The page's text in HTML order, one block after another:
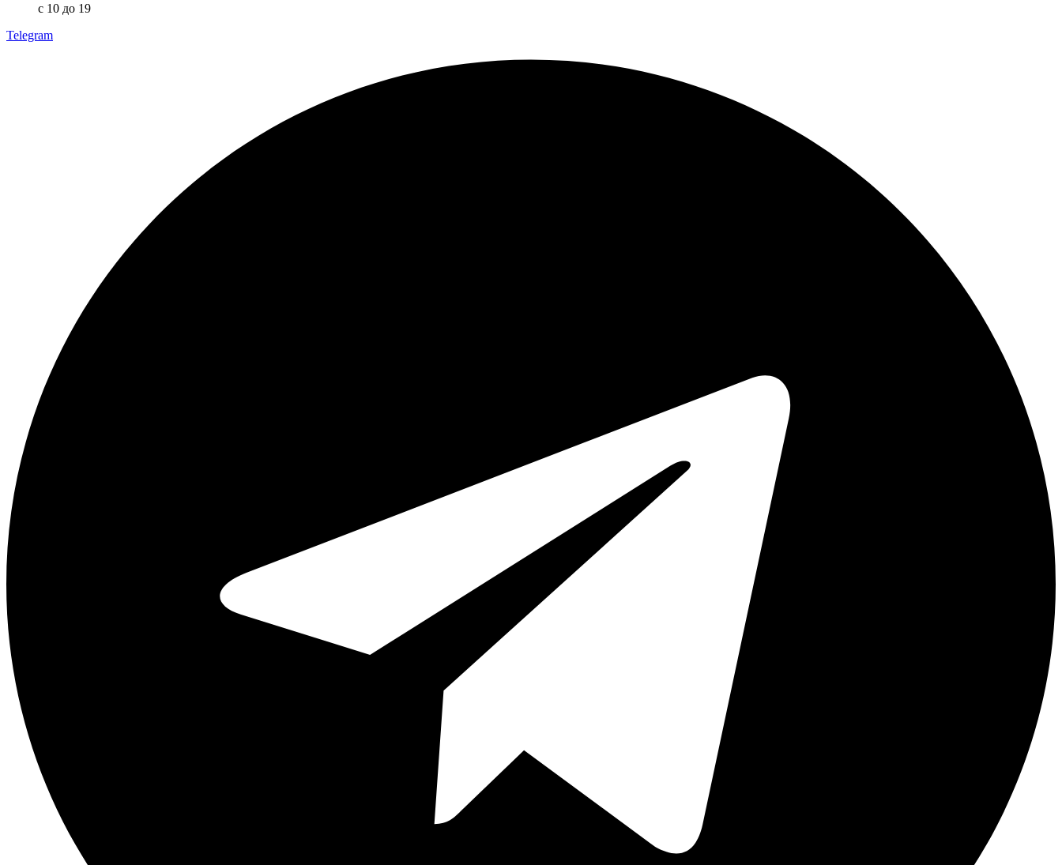
с 10 до 19
Telegram